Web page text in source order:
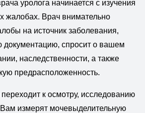
уролога начинается с изучения
жалобах. Врач внимательно
на источник заболевания,
документацию, спросит о вашем
наследственности, а также
предрасположенность.
к осмотру, исследованию
Вам измерят мочевыделительную